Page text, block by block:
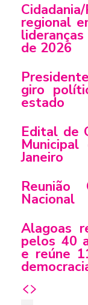
regional
de 2026
giro
estado
Edital de
Janeiro
Reunião
Nacional
Alagoas
pelos 40
e reúne